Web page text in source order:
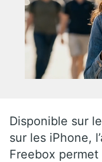
Disponible sur
sur les iPhone,
Freebox permet